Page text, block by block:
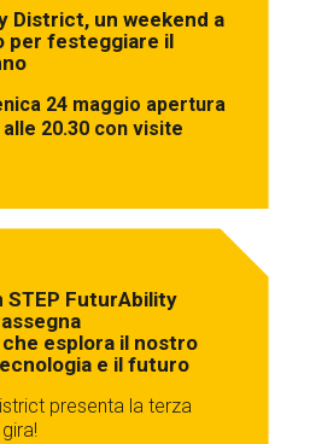
District, un weekend a
per festeggiare il
24 maggio apertura
20.30 con visite
STEP FuturAbility
esplora il nostro
e il futuro
presenta la terza